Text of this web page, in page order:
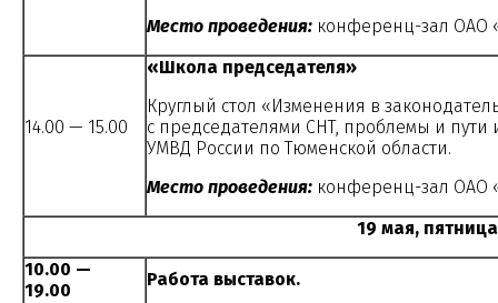
Место проведения: конференц-зал ОАО
14.00 — 15.00
«Школа председателя»
Круглый стол «Изменения в
с председателями СНТ, проблемы и пути
УМВД России по Тюменской области.
Место проведения: конференц-зал ОАО
19 мая, пятница
10.00 —
19.00
Работа выставок.